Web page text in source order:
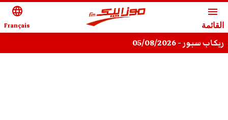
menu
القائمة
language
Français
ريكاب سبور - 05/08/2026